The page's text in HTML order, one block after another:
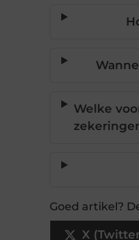
Welke
Goed artikel?
X